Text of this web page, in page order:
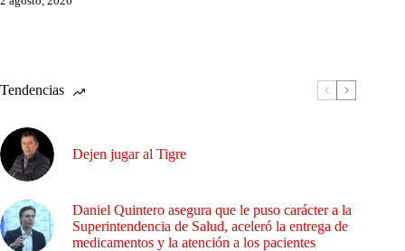
Tendencias
Dejen jugar al Tigre
Daniel Quintero asegura que le puso carácter a la
Superintendencia de Salud, aceleró la entrega de
medicamentos y la atención a los pacientes